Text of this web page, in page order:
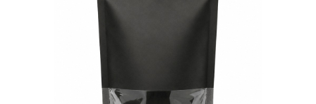
110 x 65 x 185 mm
Pap50g/CPP/Pe60
Tовар можно получить в пункте выдачи.